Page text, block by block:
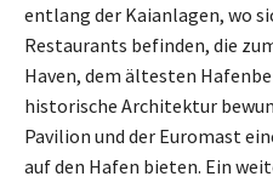
entlang der Kaianlagen, wo
Restaurants befinden, die
Haven, dem ältesten
historische Architektur
Pavilion und der Euromast
auf den Hafen bieten. Ein